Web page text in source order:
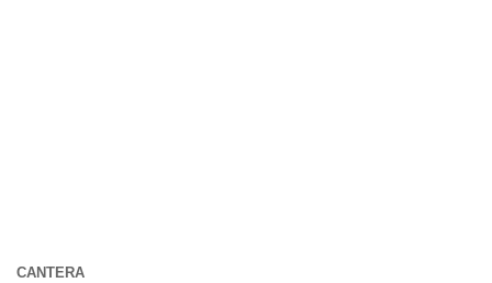
CANTERA